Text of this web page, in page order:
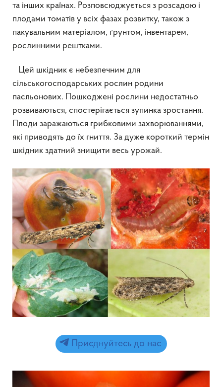
та інших країнах. Розповсюджується з розсадою і
плодами томатів у всіх фазах розвитку, також з
пакувальним матеріалом, ґрунтом, інвентарем,
рослинними рештками.
Цей шкідник є небезпечним для
сільськогосподарських рослин родини
пасльонових. Пошкоджені рослини недостатньо
розвиваються, спостерігається зупинка зростання.
Плоди заражаються грибковими захворюваннями,
які приводять до їх гниття. За дуже короткий термін
шкідник здатний знищити весь урожай.
Приєднуйтесь до нас